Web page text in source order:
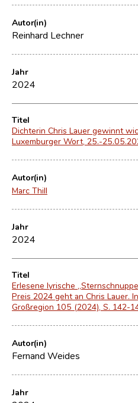
Autor(in)
Reinhard Lechner
Jahr
2024
Titel
Dichterin Chris Lauer gewinnt
Luxemburger Wort, 25.-
Autor(in)
Marc Thill
Jahr
2024
Titel
Erlesene lyrische
Preis 2024 geht an Chris Lauer.
Großregion 105 (2024), S. 142-
Autor(in)
Fernand Weides
Jahr